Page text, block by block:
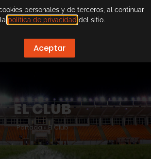
EL CLUB
Portada»El Club
personales y de terceros, al continuar
política de privacidad del sitio.
Aceptar